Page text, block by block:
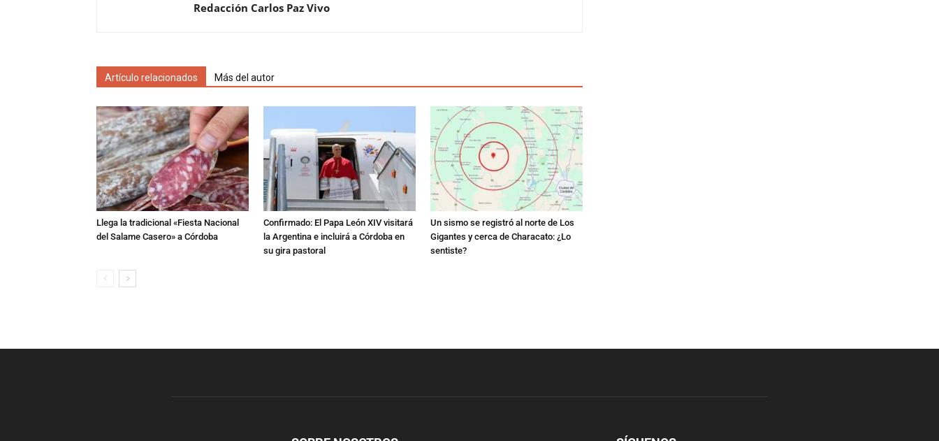
Redacción Carlos Paz Vivo
Artículo relacionados Más del autor
Llega la tradicional «Fiesta Nacional
del Salame Casero» a Córdoba
Confirmado: El Papa León XIV visitará
la Argentina e incluirá a Córdoba en
su gira pastoral
Un sismo se registró al norte de Los
Gigantes y cerca de Characato: ¿Lo
sentiste?